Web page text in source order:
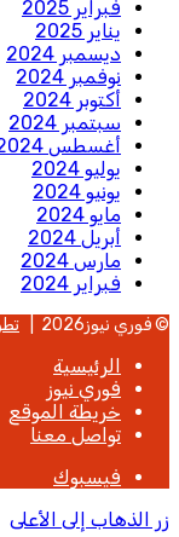
فبراير 2025
يناير 2025
ديسمبر 2024
نوفمبر 2024
أكتوبر 2024
سبتمبر 2024
أغسطس 2024
يوليو 2024
يونيو 2024
مايو 2024
أبريل 2024
مارس 2024
فبراير 2024
© فوري نيوز2026 |
الرئيسية
فوري نيوز
خريطة الموقع
تواصل معنا
فيسبوك
زر الذهاب إلى الأعلى